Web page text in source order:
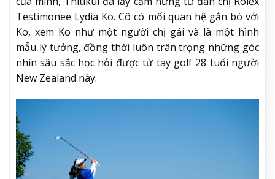
Testimonee Lydia Ko. Cô có mối quan hệ gắn bó với
Ko, xem Ko như một người chị gái và là một hình
mẫu lý tưởng, đồng thời luôn trân trọng những góc
nhìn sâu sắc học hỏi được từ tay golf 28 tuổi người
New Zealand này.